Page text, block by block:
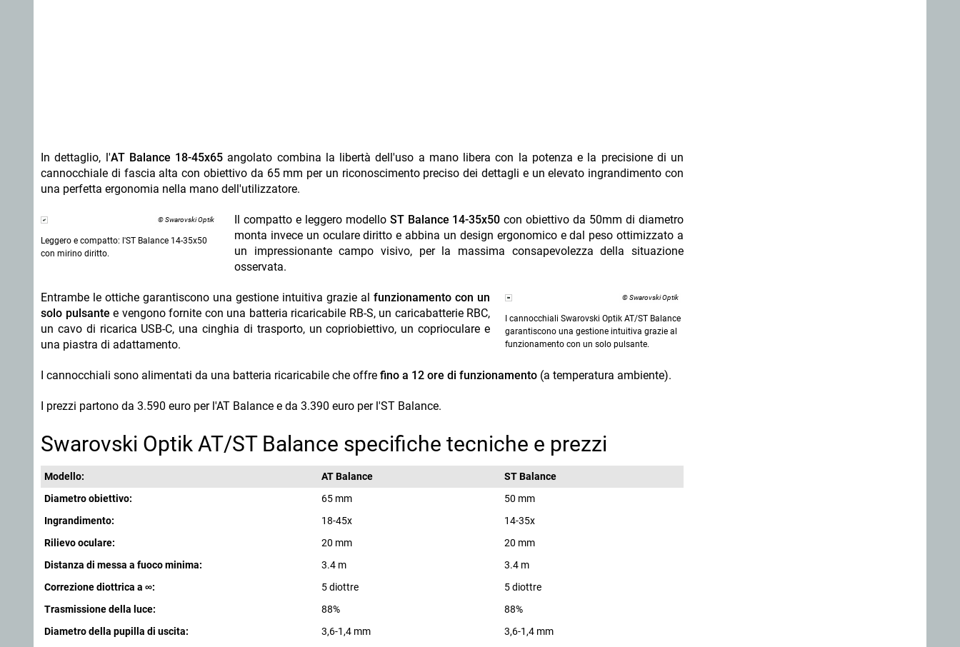
In dettaglio, l'AT Balance 18-45x65 angolato combina la libertà dell'uso a mano libera con la potenza e la precisione di un
cannocchiale di fascia alta con obiettivo da 65 mm per un riconoscimento preciso dei dettagli e un elevato ingrandimento con
una perfetta ergonomia nella mano dell'utilizzatore.
© Swarovski Optik
Leggero e compatto: l'ST Balance 14-35x50
con mirino diritto.
Il compatto e leggero modello ST Balance 14-35x50 con obiettivo da 50mm di diametro
monta invece un oculare diritto e abbina un design ergonomico e dal peso ottimizzato a
un impressionante campo visivo, per la massima consapevolezza della situazione
osservata.
© Swarovski Optik
I cannocchiali Swarovski Optik AT/ST Balance
garantiscono una gestione intuitiva grazie al
funzionamento con un solo pulsante.
Entrambe le ottiche garantiscono una gestione intuitiva grazie al funzionamento con un
solo pulsante e vengono fornite con una batteria ricaricabile RB-S, un caricabatterie RBC,
un cavo di ricarica USB-C, una cinghia di trasporto, un copriobiettivo, un coprioculare e
una piastra di adattamento.
I cannocchiali sono alimentati da una batteria ricaricabile che offre fino a 12 ore di funzionamento (a temperatura ambiente).
I prezzi partono da 3.590 euro per l'AT Balance e da 3.390 euro per l'ST Balance.
Swarovski Optik AT/ST Balance specifiche tecniche e prezzi
Modello: AT Balance
ST Balance
Diametro obiettivo:
65 mm
50 mm
Ingrandimento:
18-45x
14-35x
Rilievo oculare:
20 mm
20 mm
Distanza di messa a fuoco minima:
3.4 m
3.4 m
Correzione diottrica a ∞:
5 diottre
5 diottre
Trasmissione della luce:
88%
88%
Diametro della pupilla di uscita:
3,6-1,4 mm
3,6-1,4 mm